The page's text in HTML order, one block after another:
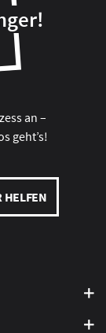
an –
geht’s!
HELFEN